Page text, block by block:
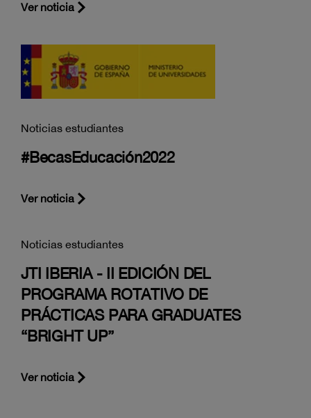
Ver noticia
Noticias estudiantes
#BecasEducación2022
Ver noticia
Noticias estudiantes
JTI IBERIA - II EDICIÓN DEL
PROGRAMA ROTATIVO DE
PRÁCTICAS PARA GRADUATES
“BRIGHT UP”
Ver noticia